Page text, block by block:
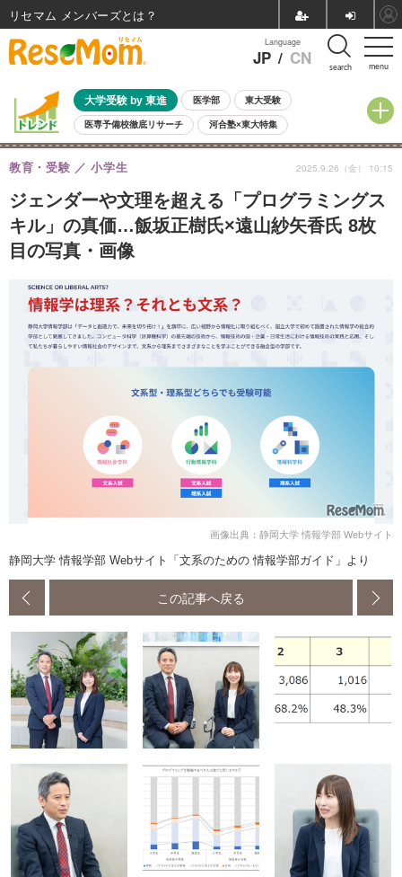
menu
Language
JP / CN search
大学受験 by 東進 医学部 東大受験
医専予備校徹底リサーチ 河合塾×東大特集
親子で考える大学選び 高校受験 中学受験 小学校受験
共通テスト 夏休み
8月開催イベント・WS 全国公立高校 過去問 人気記事
自由研究教材（小学生向け） 自由研究教材（中学生向け） ランキング
ジェンダーや文理を超える「プログラミングス
キル」の真価…飯坂正樹氏×遠山紗矢香氏 8枚
目の写真・画像
教育・受験 小学生 2025.9.26（金） 10:15
画像出典：静岡大学 情報学部 Webサイト
静岡大学 情報学部 Webサイト「文系のための 情報学部ガイド」より
この記事へ戻る
リセマム メンバーズ